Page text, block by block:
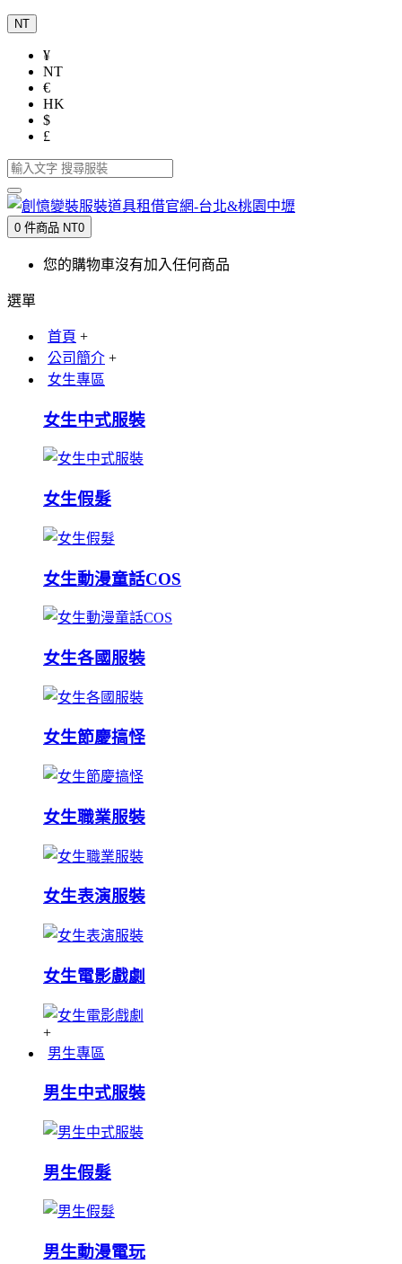
NT
¥
NT
€
HK
$
£
0 件商品 NT0
您的購物車沒有加入任何商品
選單
首頁 +
公司簡介 +
女生專區
女生中式服裝
女生假髮
女生動漫童話COS
女生各國服裝
女生節慶搞怪
女生職業服裝
女生表演服裝
女生電影戲劇
+
男生專區
男生中式服裝
男生假髮
男生動漫電玩